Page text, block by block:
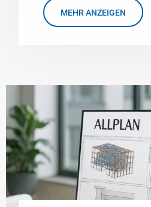
MEHR ANZEIGEN